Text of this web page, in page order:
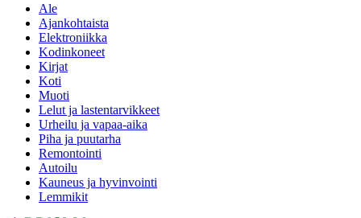
Ale
Ajankohtaista
Elektroniikka
Kodinkoneet
Kirjat
Koti
Muoti
Lelut ja lastentarvikkeet
Urheilu ja vapaa-aika
Piha ja puutarha
Remontointi
Autoilu
Kauneus ja hyvinvointi
Lemmikit